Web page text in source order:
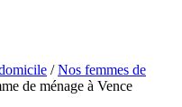
/Nos femmes de
de ménage à Vence